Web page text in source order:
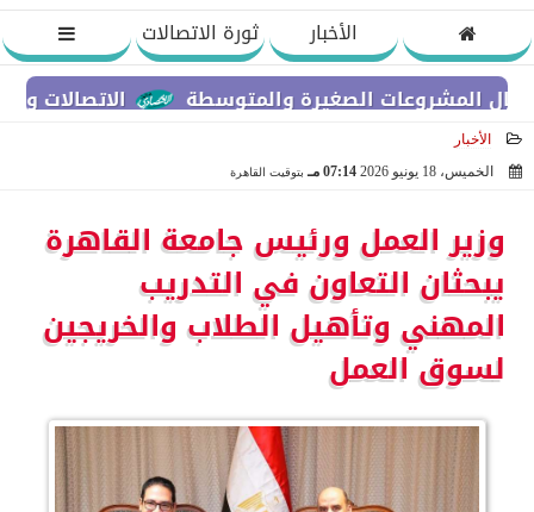
الأخبار
ثورة الاتصالات
الاتصالات والتعليم
الأخبار
الخميس، 18 يونيو 2026
07:14 مـ بتوقيت القاهرة
وزير العمل ورئيس جامعة القاهرة
يبحثان التعاون في التدريب
المهني وتأهيل الطلاب والخريجين
لسوق العمل